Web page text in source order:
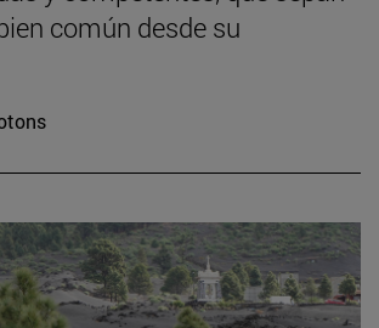
común desde su